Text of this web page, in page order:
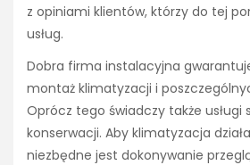
z opiniami klientów, którzy do tej
usług.
Dobra firma instalacyjna
montaż klimatyzacji i
Oprócz tego świadczy także usługi
konserwacji. Aby klimatyzacja
niezbędne jest dokonywanie